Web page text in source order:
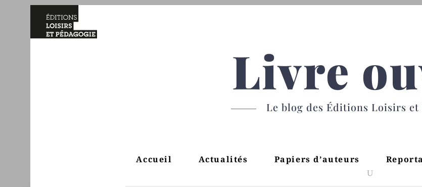
Livre
Le blog des Éditions Loisirs et
Accueil Actualités Papiers d’auteurs